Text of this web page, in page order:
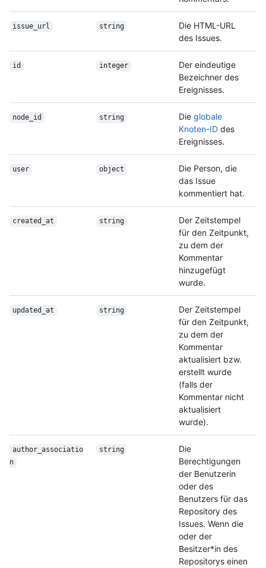
issue_url string
Die HTML-URL
des Issues.
id integer
Der eindeutige
Bezeichner des
Ereignisses.
node_id string Die globale
Knoten-ID des
Ereignisses.
user object
Die Person, die
das Issue
kommentiert hat.
created_at string
Der Zeitstempel
für den Zeitpunkt,
zu dem der
Kommentar
hinzugefügt
wurde.
updated_at string
Der Zeitstempel
für den Zeitpunkt,
zu dem der
Kommentar
aktualisiert bzw.
erstellt wurde
(falls der
Kommentar nicht
aktualisiert
wurde).
author_associatio
n
string
Die
Berechtigungen
der Benutzerin
oder des
Benutzers für das
Repository des
Issues. Wenn die
oder der
Besitzer*in des
Repositorys einen